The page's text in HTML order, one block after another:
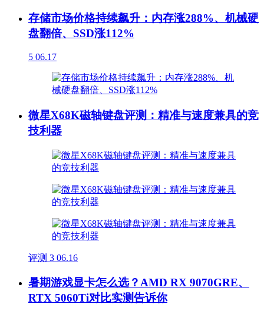
存储市场价格持续飙升：内存涨288%、机械硬
盘翻倍、SSD涨112%
5 06.17
微星X68K磁轴键盘评测：精准与速度兼具的竞
技利器
评测 3 06.16
暑期游戏显卡怎么选？AMD RX 9070GRE、
RTX 5060Ti对比实测告诉你